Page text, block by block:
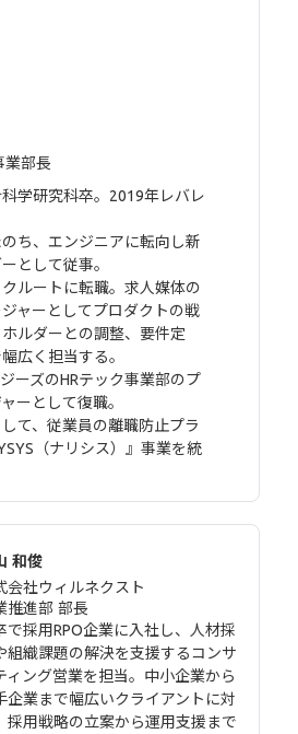
業部長
学研究科卒。2019年レバレ
ち、エンジニアに転向し新
として従事。
ルートに転職。求人媒体の
ャーとしてプロダクトの戦
ルダーとの調整、要件定
広く担当する。
ーズのHRテック事業部のプ
ーとして復職。
て、従業員の離職防止プラ
（ナリシス）』事業を統
和俊
会社ウィルネクスト
推進部 部長
で採用RPO企業に入社し、人材採
組織課題の解決を支援するコンサ
ィング営業を担当。中小企業から
企業まで幅広いクライアントに対
採用戦略の立案から運用支援まで